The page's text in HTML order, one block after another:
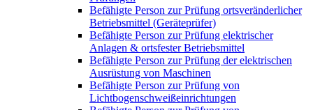
Befähigte Person zur Prüfung ortsveränderlicher
Betriebsmittel (Geräteprüfer)
Befähigte Person zur Prüfung elektrischer
Anlagen & ortsfester Betriebsmittel
Befähigte Person zur Prüfung der elektrischen
Ausrüstung von Maschinen
Befähigte Person zur Prüfung von
Lichtbogenschweißeinrichtungen